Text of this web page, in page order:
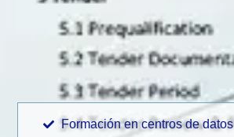
Formación en centros de datos